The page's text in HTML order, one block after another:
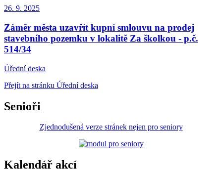
26. 9. 2025
Záměr města uzavřít kupní smlouvu na prodej
stavebního pozemku v lokalitě Za školkou - p.č.
514/34
Úřední deska
Přejít na stránku Úřední deska
Senioři
Zjednodušená verze stránek nejen pro seniory
Kalendář akcí